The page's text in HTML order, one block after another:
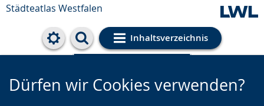
Städteatlas Westfalen
Inhaltsverzeichnis
Cookie-Einstellungen
Dürfen wir Cookies verwenden?